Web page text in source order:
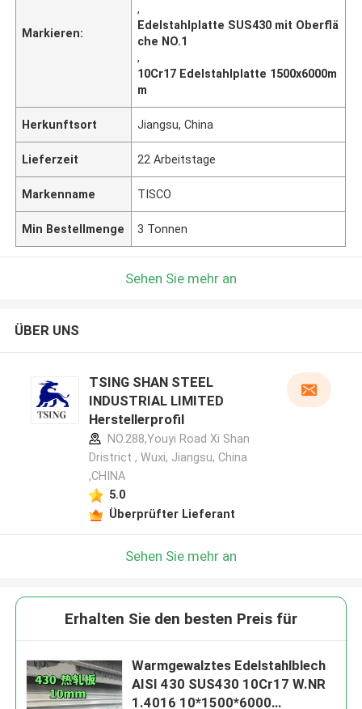
Markieren:
,
Edelstahlplatte SUS430 mit Oberflä
che NO.1
,
10Cr17 Edelstahlplatte 1500x6000m
m
Herkunftsort Jiangsu, China
Lieferzeit 22 Arbeitstage
Markenname TISCO
Min Bestellmenge 3 Tonnen
Sehen Sie mehr an
ÜBER UNS
TSING SHAN STEEL
INDUSTRIAL LIMITED
Herstellerprofil
NO.288,Youyi Road Xi Shan
Dristrict , Wuxi, Jiangsu, China
,CHINA
5.0
Überprüfter Lieferant
Sehen Sie mehr an
Erhalten Sie den besten Preis für
Warmgewalztes Edelstahlblech
AISI 430 SUS430 10Cr17 W.NR
1.4016 10*1500*6000